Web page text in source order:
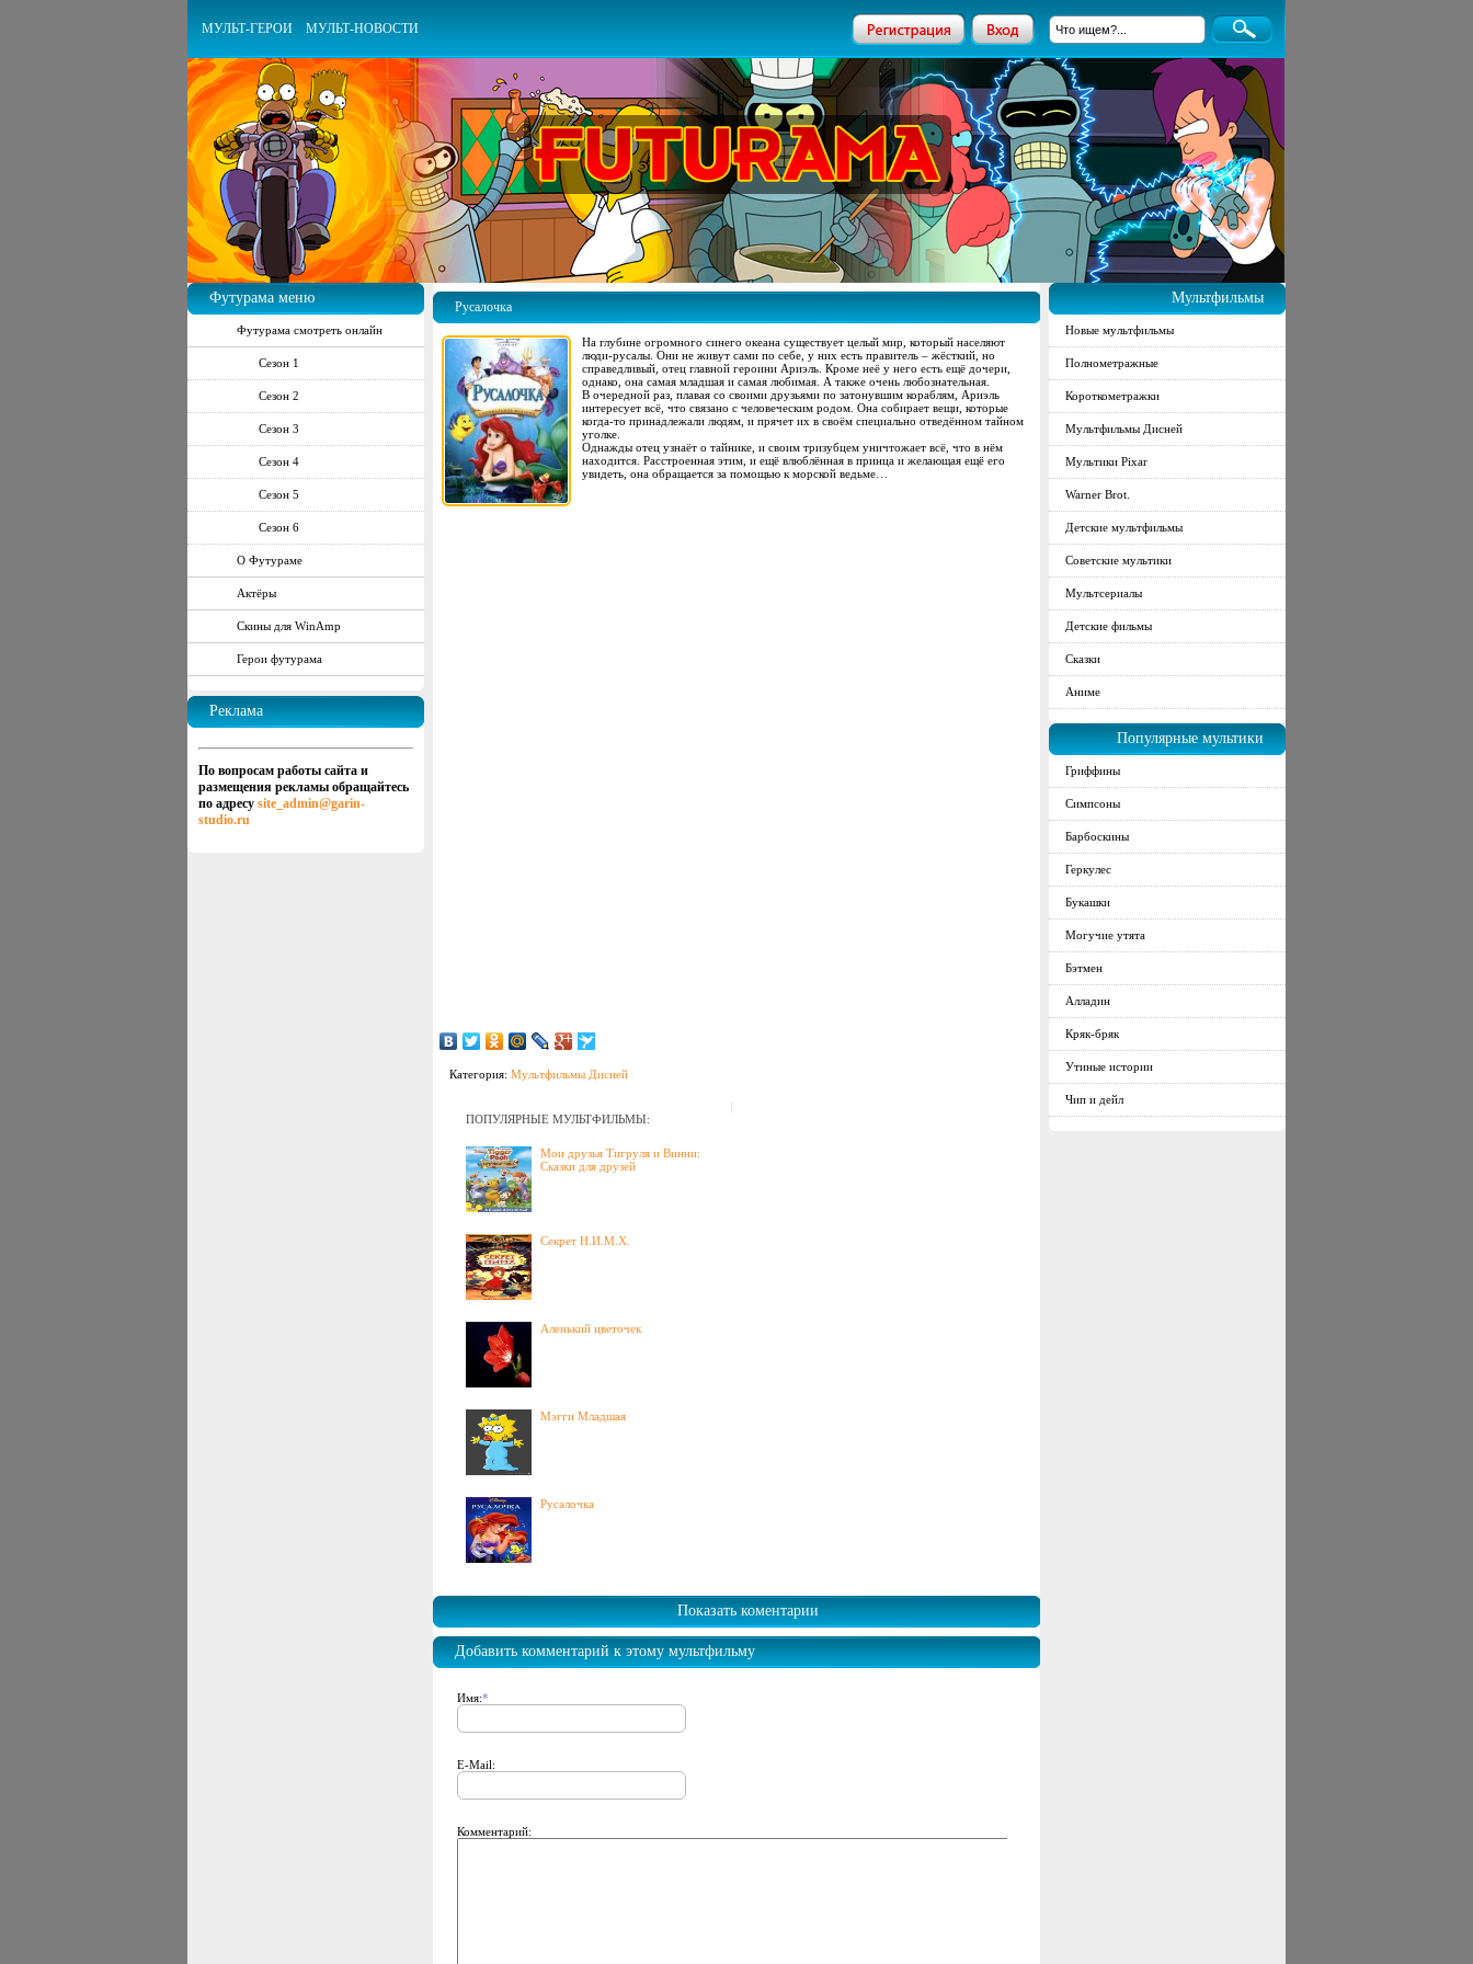
МУЛЬТ-ГЕРОИ МУЛЬТ-НОВОСТИ
Футурама меню
Футурама смотреть онлайн
Сезон 1
Сезон 2
Сезон 3
Сезон 4
Сезон 5
Сезон 6
О Футураме
Актёры
Скины для WinAmp
Герои футурама
Реклама
По вопросам работы сайта и
размещения рекламы обращайтесь
по адресу site_admin@garin-
studio.ru
Русалочка
На глубине огромного синего океана существует целый мир, который населяют
люди-русалы. Они не живут сами по себе, у них есть правитель – жёсткий, но
справедливый, отец главной героини Ариэль. Кроме неё у него есть ещё дочери,
однако, она самая младшая и самая любимая. А также очень любознательная.
В очередной раз, плавая со своими друзьями по затонувшим кораблям, Ариэль
интересует всё, что связано с человеческим родом. Она собирает вещи, которые
когда-то принадлежали людям, и прячет их в своём специально отведённом тайном
уголке.
Однажды отец узнаёт о тайнике, и своим тризубцем уничтожает всё, что в нём
находится. Расстроенная этим, и ещё влюблённая в принца и желающая ещё его
увидеть, она обращается за помощью к морской ведьме…
Категория: Мультфильмы Дисней
ПОПУЛЯРНЫЕ МУЛЬТФИЛЬМЫ:
Мои друзья Тигруля и Винни:
Сказки для друзей
Секрет Н.И.М.Х.
Аленький цветочек
Мэгги Младшая
Русалочка
Показать коментарии
Добавить комментарий к этому мультфильму
Имя:*
E-Mail:
Комментарий:
Мультфильмы
Новые мультфильмы
Полнометражные
Короткометражки
Мультфильмы Дисней
Мультики Pixar
Warner Brot.
Детские мультфильмы
Советские мультики
Мультсериалы
Детские фильмы
Сказки
Аниме
Популярные мультики
Гриффины
Симпсоны
Барбоскины
Геркулес
Букашки
Могучие утята
Бэтмен
Алладин
Кряк-бряк
Утиные истории
Чип и дейл